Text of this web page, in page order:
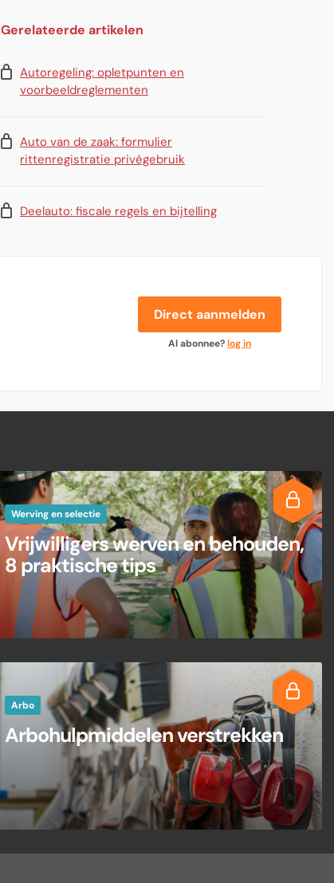
Gerelateerde artikelen
Autoregeling: opletpunten en
voorbeeldreglementen
Auto van de zaak: formulier
rittenregistratie privégebruik
Deelauto: fiscale regels en bijtelling
Direct aanmelden
Al abonnee?log in
Werving en selectie
Vrijwilligers werven en behouden,
8 praktische tips
Arbo
Arbohulpmiddelen verstrekken